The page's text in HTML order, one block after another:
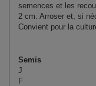
semences et les
2 cm. Arroser et, si
Convient pour la
Semis
J
F